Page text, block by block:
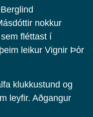
nokkur
fléttast í
leikur Vignir Þór
klukkustund og
leyfir. Aðgangur